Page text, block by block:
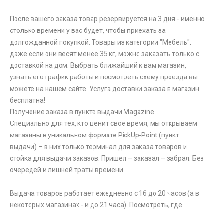
После вашего заказа товар резервируется на 3 дня - именно
столько времени у вас будет, чтобы приехать за
долгожданной покупкой. Товары из категории "Мебель",
даже если они весят менее 35 кг, можно заказать только с
доставкой на дом. Выбрать ближайший к вам магазин,
узнать его график работы и посмотреть схему проезда вы
можете на нашем сайте. Услуга доставки заказа в магазин
бесплатна!
Получение заказа в пункте выдачи Magazine
Специально для тех, кто ценит свое время, мы открываем
магазины в уникальном формате PickUp-Point (пункт
выдачи) – в них только терминал для заказа товаров и
стойка для выдачи заказов. Пришел – заказал – забрал. Без
очередей и лишней траты времени.
Выдача товаров работает ежедневно с 16 до 20 часов (а в
некоторых магазинах - и до 21 часа). Посмотреть, где